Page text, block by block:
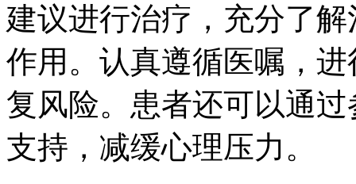
建议进行治疗，充分了
作用。认真遵循医嘱，
复风险。患者还可以通
支持，减缓心理压力。